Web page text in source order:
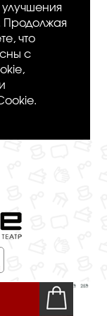
Продолжая
что
с